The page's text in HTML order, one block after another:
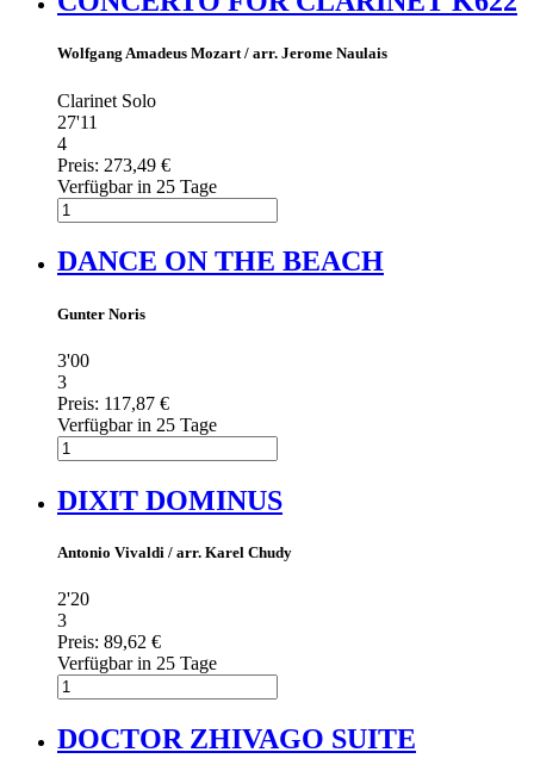
Wolfgang Amadeus Mozart / arr. Jerome Naulais
Clarinet Solo
27'11
4
Preis: 273,49 €
Verfügbar in 25 Tage
DANCE ON THE BEACH
Gunter Noris
3'00
3
Preis: 117,87 €
Verfügbar in 25 Tage
DIXIT DOMINUS
Antonio Vivaldi / arr. Karel Chudy
2'20
3
Preis: 89,62 €
Verfügbar in 25 Tage
DOCTOR ZHIVAGO SUITE